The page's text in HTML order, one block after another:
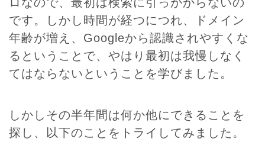
です。しかし時間が経つにつれ、ドメイン
年齢が増え、Googleから認識されやすくな
るということで、やはり最初は我慢しなく
てはならないということを学びました。
しかしその半年間は何か他にできることを
探し、以下のことをトライしてみました。